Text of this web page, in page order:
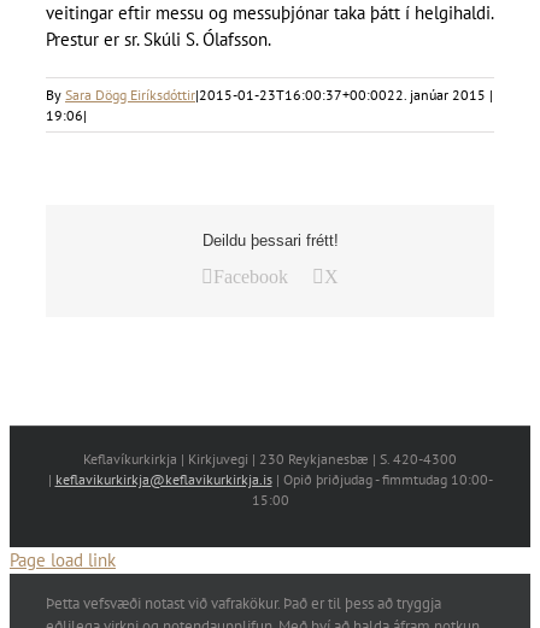
veitingar eftir messu og messuþjónar taka þátt í helgihaldi.
Prestur er sr. Skúli S. Ólafsson.
By Sara Dögg Eiríksdóttir|2015-01-23T16:00:37+00:0022. janúar 2015 |
19:06|
Deildu þessari frétt!
Facebook X
Keflavíkurkirkja | Kirkjuvegi | 230 Reykjanesbæ | S. 420-4300
| keflavikurkirkja@keflavikurkirkja.is| Opið þriðjudag - fimmtudag 10:00-
15:00
Page load link
Þetta vefsvæði notast við vafrakökur. Það er til þess að tryggja